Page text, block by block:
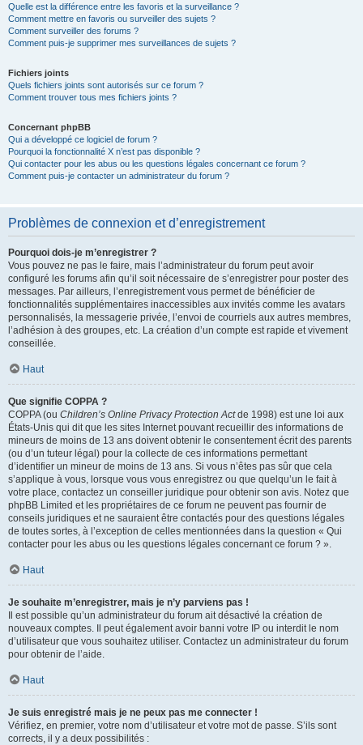
Quelle est la différence entre les favoris et la surveillance ?
Comment mettre en favoris ou surveiller des sujets ?
Comment surveiller des forums ?
Comment puis-je supprimer mes surveillances de sujets ?
Fichiers joints
Quels fichiers joints sont autorisés sur ce forum ?
Comment trouver tous mes fichiers joints ?
Concernant phpBB
Qui a développé ce logiciel de forum ?
Pourquoi la fonctionnalité X n’est pas disponible ?
Qui contacter pour les abus ou les questions légales concernant ce forum ?
Comment puis-je contacter un administrateur du forum ?
Problèmes de connexion et d’enregistrement
Pourquoi dois-je m’enregistrer ?
Vous pouvez ne pas le faire, mais l’administrateur du forum peut avoir
configuré les forums afin qu’il soit nécessaire de s’enregistrer pour poster des
messages. Par ailleurs, l’enregistrement vous permet de bénéficier de
fonctionnalités supplémentaires inaccessibles aux invités comme les avatars
personnalisés, la messagerie privée, l’envoi de courriels aux autres membres,
l’adhésion à des groupes, etc. La création d’un compte est rapide et vivement
conseillée.
Haut
Que signifie COPPA ?
COPPA (ou Children’s Online Privacy Protection Actde 1998) est une loi aux
États-Unis qui dit que les sites Internet pouvant recueillir des informations de
mineurs de moins de 13 ans doivent obtenir le consentement écrit des parents
(ou d’un tuteur légal) pour la collecte de ces informations permettant
d’identifier un mineur de moins de 13 ans. Si vous n’êtes pas sûr que cela
s’applique à vous, lorsque vous vous enregistrez ou que quelqu’un le fait à
votre place, contactez un conseiller juridique pour obtenir son avis. Notez que
phpBB Limited et les propriétaires de ce forum ne peuvent pas fournir de
conseils juridiques et ne sauraient être contactés pour des questions légales
de toutes sortes, à l’exception de celles mentionnées dans la question « Qui
contacter pour les abus ou les questions légales concernant ce forum ? ».
Haut
Je souhaite m’enregistrer, mais je n’y parviens pas !
Il est possible qu’un administrateur du forum ait désactivé la création de
nouveaux comptes. Il peut également avoir banni votre IP ou interdit le nom
d’utilisateur que vous souhaitez utiliser. Contactez un administrateur du forum
pour obtenir de l’aide.
Haut
Je suis enregistré mais je ne peux pas me connecter !
Vérifiez, en premier, votre nom d’utilisateur et votre mot de passe. S’ils sont
corrects, il y a deux possibilités :